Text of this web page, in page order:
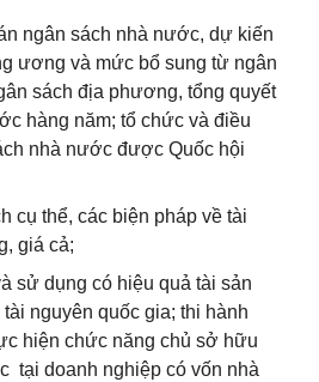
ngân sách nhà nước, dự kiến
ương và mức bổ sung từ ngân
sách địa phương, tổng quyết
hàng năm; tổ chức và điều
nhà nước được Quốc hội
cụ thể, các biện pháp về tài
giá cả;
sử dụng có hiệu quả tài sản
nguyên quốc gia; thi hành
hiện chức năng chủ sở hữu
tại doanh nghiệp có vốn nhà